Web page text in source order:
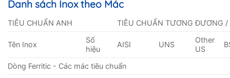
Danh sách Inox theo Mác
TIÊU CHUẨN ANH TIÊU CHUẨN TƯƠNG ĐƯƠNG /
Tên Inox
Số
hiệu
AISI UNS
Other
US
Dòng Ferritic - Các mác tiêu chuẩn